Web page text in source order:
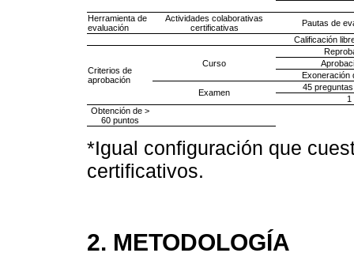
Herramienta de
evaluación
Actividades colaborativas
certificativas
Pautas de
Calificación
Criterios de
aprobación
Curso
Exoneración
Examen
45
1
Obtención de >
60 puntos
*Igual configuración que
certificativos.
2. METODOLOGÍA